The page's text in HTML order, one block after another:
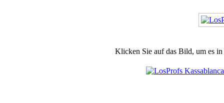
Klicken Sie auf das Bild, um es